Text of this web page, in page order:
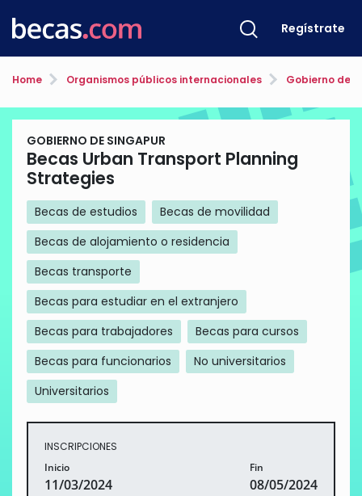
Regístrate
Home Organismos públicos internacionales Gobierno de
GOBIERNO DE SINGAPUR
Becas Urban Transport Planning
Strategies
Becas de estudios
Becas de movilidad
Becas de alojamiento o residencia
Becas transporte
Becas para estudiar en el extranjero
Becas para trabajadores
Becas para cursos
Becas para funcionarios
No universitarios
Universitarios
INSCRIPCIONES
Inicio
11/03/2024
Fin
08/05/2024